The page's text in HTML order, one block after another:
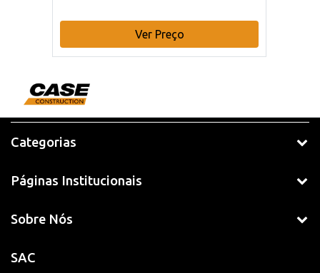
Ver Preço
Categorias
Páginas Institucionais
Sobre Nós
SAC